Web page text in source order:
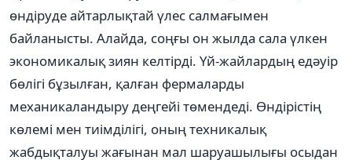
өндіруде айтарлықтай үлес салмағымен
байланысты. Алайда, соңғы он жылда сала үлкен
экономикалық зиян келтірді. Үй-жайлардың едәуір
бөлігі бұзылған, қалған фермаларды
механикаландыру деңгейі төмендеді. Өндірістің
көлемі мен тиімділігі, оның техникалық
жабдықталуы жағынан мал шаруашылығы осыдан